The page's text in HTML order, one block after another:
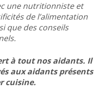
une nutritionniste et
de l’alimentation
que des conseils
à tout nos aidants. Il
aux aidants présents
cuisine.